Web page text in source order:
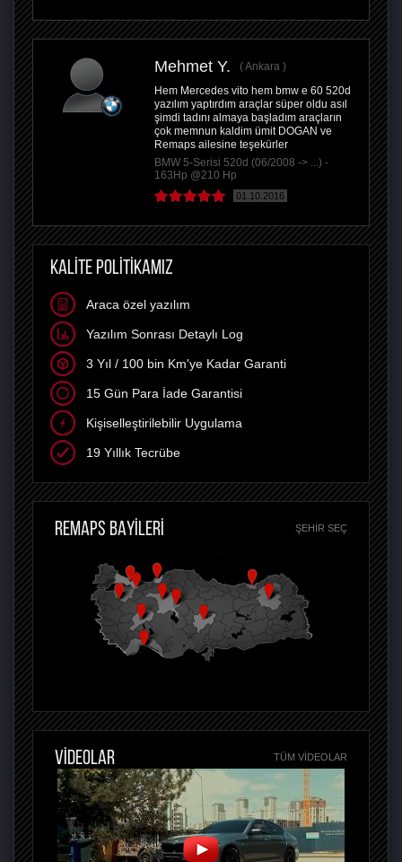
Mehmet Y.
Ankara
Hem Mercedes vito hem bmw e 60 520d
yazılım yaptırdım araçlar süper oldu asıl
şimdi tadını almaya başladım araçların
çok memnun kaldim ümit DOGAN ve
Remaps ailesine teşekürler
BMW 5-Serisi 520d (06/2008 -> ...) -
163Hp @210 Hp
01.10.2016
KALİTE POLİTİKAMIZ
Araca özel yazılım
Yazılım Sonrası Detaylı Log
3 Yıl / 100 bin Km'ye Kadar Garanti
15 Gün Para İade Garantisi
Kişiselleştirilebilir Uygulama
19 Yıllık Tecrübe
REMAPS BAYİLERİ ŞEHIR SEÇ
VİDEOLAR TÜM VIDEOLAR